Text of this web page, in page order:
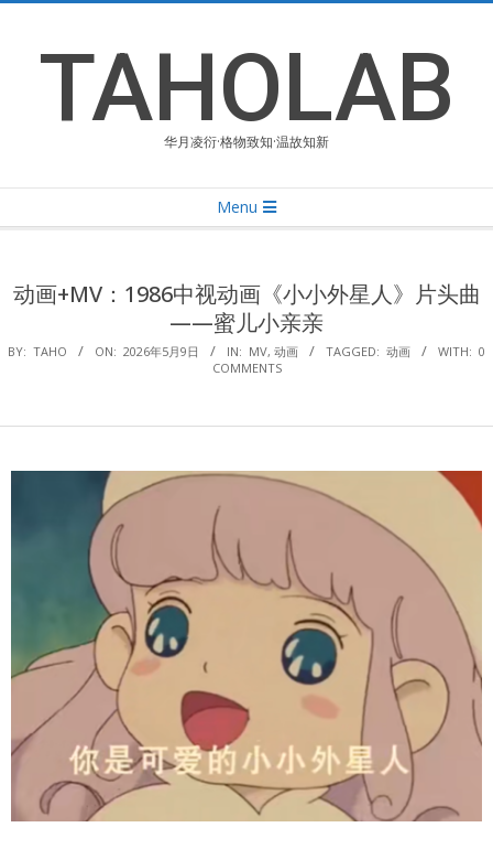
contentTAHOLAB
华月凌衍·格物致知·温故知新
Navigation
Menu
动画+MV：1986中视动画《小小外星人》片头曲
——蜜儿小亲亲
BY: TAHO ON: 2026年5月9日 IN: MV, 动画 TAGGED: 动画 WITH: 0
COMMENTS